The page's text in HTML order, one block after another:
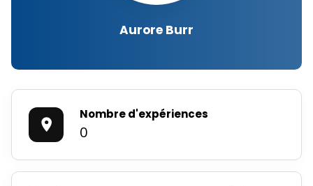
Aurore Burr
Nombre d'expériences
0